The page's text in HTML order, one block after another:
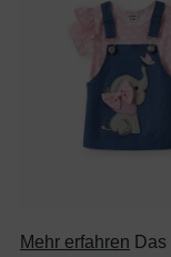
Mehr erfahren Das